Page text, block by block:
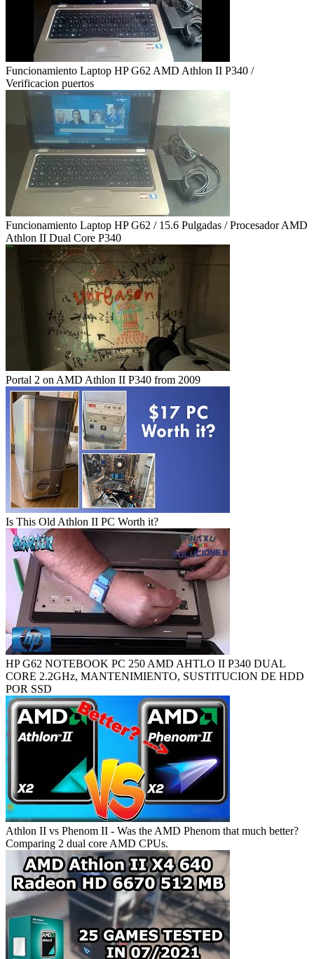
Funcionamiento Laptop HP G62 AMD Athlon II P340 /
Verificacion puertos
Funcionamiento Laptop HP G62 / 15.6 Pulgadas / Procesador AMD
Athlon II Dual Core P340
Portal 2 on AMD Athlon II P340 from 2009
Is This Old Athlon II PC Worth it?
HP G62 NOTEBOOK PC 250 AMD AHTLO II P340 DUAL
CORE 2.2GHz, MANTENIMIENTO, SUSTITUCION DE HDD
POR SSD
Athlon II vs Phenom II - Was the AMD Phenom that much better?
Comparing 2 dual core AMD CPUs.